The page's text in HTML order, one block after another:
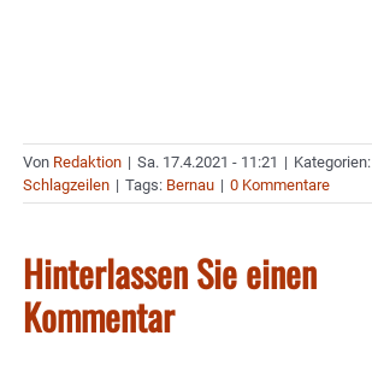
Von Redaktion | Sa. 17.4.2021 - 11:21 | Kategorien:
Schlagzeilen | Tags: Bernau | 0 Kommentare
Hinterlassen Sie einen
Kommentar